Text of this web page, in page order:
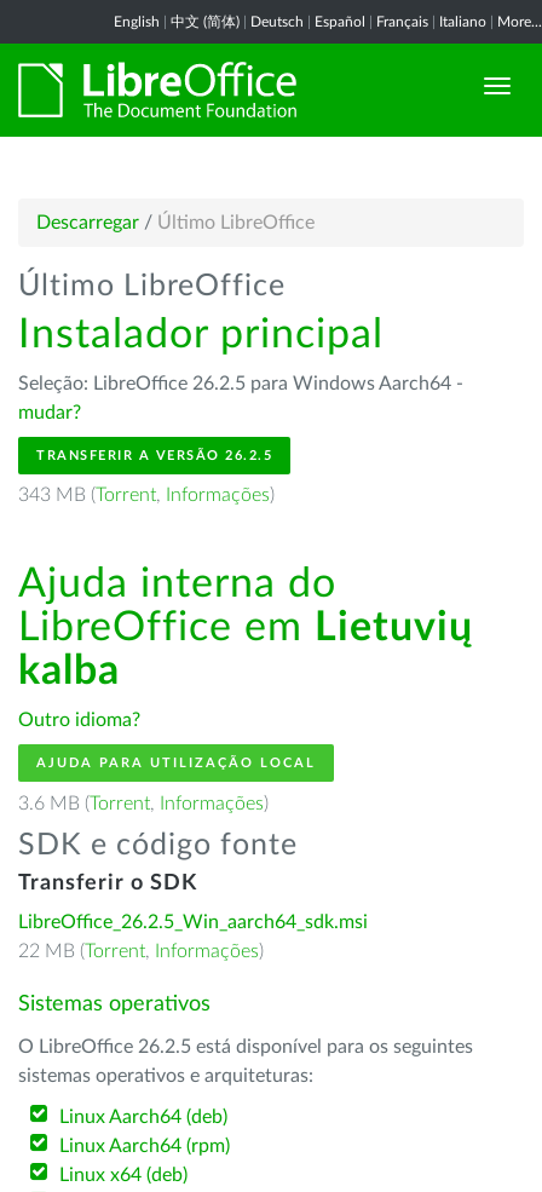
English 中文 (简体) Deutsch Español Français Italiano More...
Descarregar / Último LibreOffice
Último LibreOffice
Instalador principal
Seleção: LibreOffice 26.2.5 para Windows Aarch64 -
mudar?
TRANSFERIR A VERSÃO 26.2.5
343 MB (Torrent, Informações)
Ajuda interna do
LibreOffice em Lietuvių
kalba
Outro idioma?
AJUDA PARA UTILIZAÇÃO LOCAL
3.6 MB (Torrent, Informações)
SDK e código fonte
Transferir o SDK
LibreOffice_26.2.5_Win_aarch64_sdk.msi
22 MB (Torrent, Informações)
Sistemas operativos
O LibreOffice 26.2.5 está disponível para os seguintes
sistemas operativos e arquiteturas:
Linux Aarch64 (deb)
Linux Aarch64 (rpm)
Linux x64 (deb)